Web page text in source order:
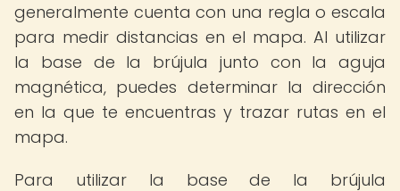
generalmente cuenta con una regla o escala
para medir distancias en el mapa. Al utilizar
la base de la brújula junto con la aguja
magnética, puedes determinar la dirección
en la que te encuentras y trazar rutas en el
mapa.
Para utilizar la base de la brújula